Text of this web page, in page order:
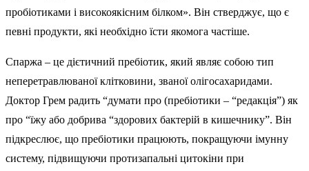
пробіотиками і високоякісним білком». Він стверджує, що є
певні продукти, які необхідно їсти якомога частіше.
Спаржа – це дієтичний пребіотик, який являє собою тип
неперетравлюваної клітковини, званої олігосахаридами.
Доктор Грем радить “думати про (пребіотики – “редакція”) як
про “їжу або добрива “здорових бактерій в кишечнику”. Він
підкреслює, що пребіотики працюють, покращуючи імунну
систему, підвищуючи протизапальні цитокіни при